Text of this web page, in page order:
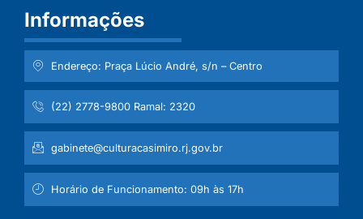
Informações
Endereço: Praça Lúcio André, s/n – Centro
(22) 2778-9800 Ramal: 2320
gabinete@culturacasimiro.rj.gov.br
Horário de Funcionamento: 09h às 17h